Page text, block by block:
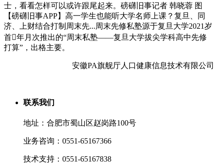
士，看看怎样可以或许跟尾起来。磅礴旧事记者 韩晓蓉 图
【磅礴旧事APP】高一学生也能听大学名师上课？复旦、同
济、上财结合打制周末先...周末先修私塾源于复旦大学2021岁
首年月次推出的“周末私塾——复旦大学拔尖学科高中先修
打算”，出格主要。
安徽PA旗舰厅人口健康信息技术有限公司
联系我们
地址：合肥市蜀山区赵岗路100号
业务咨询：0551-65167366
技术支持：0551-65167838